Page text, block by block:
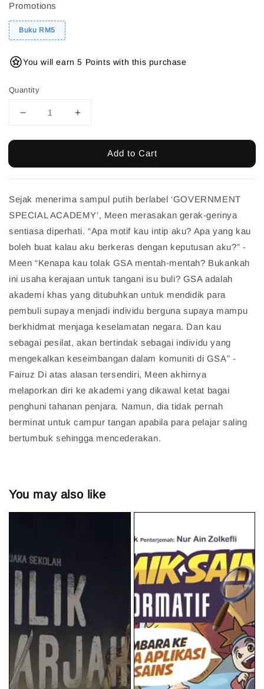
Promotions
Buku RM5
You will earn 5 Points with this purchase
Quantity
Add to Cart
Sejak menerima sampul putih berlabel ‘GOVERNMENT
SPECIAL ACADEMY’, Meen merasakan gerak-gerinya
sentiasa diperhati. “Apa motif kau intip aku? Apa yang kau
boleh buat kalau aku berkeras dengan keputusan aku?” -
Meen “Kenapa kau tolak GSA mentah-mentah? Bukankah
ini usaha kerajaan untuk tangani isu buli? GSA adalah
akademi khas yang ditubuhkan untuk mendidik para
pembuli supaya menjadi individu berguna supaya mampu
berkhidmat menjaga keselamatan negara. Dan kau
sebagai pesilat, akan bertindak sebagai individu yang
mengekalkan keseimbangan dalam komuniti di GSA” -
Fairuz Di atas alasan tersendiri, Meen akhirnya
melaporkan diri ke akademi yang dikawal ketat bagai
penghuni tahanan penjara. Namun, dia tidak pernah
berminat untuk campur tangan apabila para pelajar saling
bertumbuk sehingga mencederakan.
You may also like